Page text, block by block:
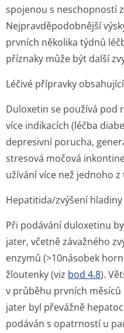
spojenou s neschopností
Nejpravděpodobnější
prvních několika týdnů
příznaky může být další
Léčivé přípravky
Duloxetin se používá pod
více indikacích (léčba
depresivní porucha,
stresová močová
užívání více než jednoho
Hepatitida/zvýšení
Při podávání duloxetinu
jater, včetně závažného
enzymů (>10násobek
žloutenky (viz bod 4.8).
v průběhu prvních
jater byl převážně
podáván s opatrností u